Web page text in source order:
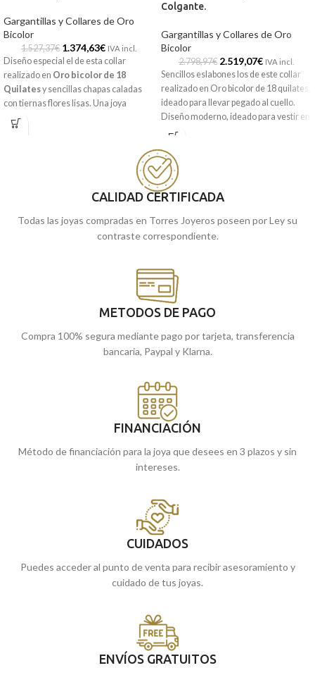
Gargantillas y Collares de Oro
Bicolor
1.527,37€ 1.374,63€ IVA incl.
Diseño especial el de esta collar
realizado en Oro bicolor de 18
Quilatesy sencillas chapas caladas
con tiernas flores lisas. Una joya
ideada para las ocasiones más
especiales o para convertirse en el
tiendas de Málaga y Melilla, o si lo
prefieres, encargarla online y te la
Colgante.
Gargantillas y Collares de Oro
Bicolor
2.798,97€ 2.519,07€ IVA incl.
Sencillos eslabones los de este collar
realizado en Oro bicolor de 18 quilates,
ideado para llevar pegado al cuello.
Diseño moderno, ideado para vestir en
las ocasiones más especiales.
Puedes encontrarla en nuestras
tiendas de Málaga y Melilla, o si lo
prefieres, encargarla online y te la
enviamos a casa.
CALIDAD CERTIFICADA
Todas las joyas compradas en Torres Joyeros poseen por Ley su
contraste correspondiente.
METODOS DE PAGO
Compra 100% segura mediante pago por tarjeta, transferencia
bancaria, Paypal y Klarna.
FINANCIACIÓN
Método de financiación para la joya que desees en 3 plazos y sin
intereses.
CUIDADOS
Puedes acceder al punto de venta para recibir asesoramiento y
cuidado de tus joyas.
ENVÍOS GRATUITOS